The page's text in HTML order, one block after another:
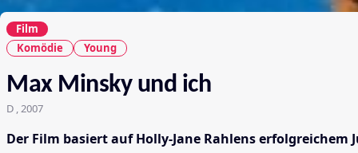
Film
Komödie
Young
Max Minsky und ich
D , 2007
Der Film basiert auf Holly-Jane Rahlens